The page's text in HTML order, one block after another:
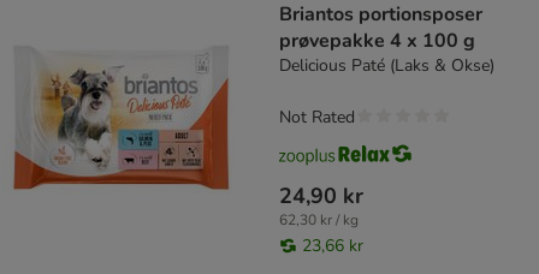
Briantos portionsposer
prøvepakke 4 x 100 g
Delicious Paté (Laks & Okse)
24,90 kr
62,30 kr / kg
23,66 kr
Not Rated